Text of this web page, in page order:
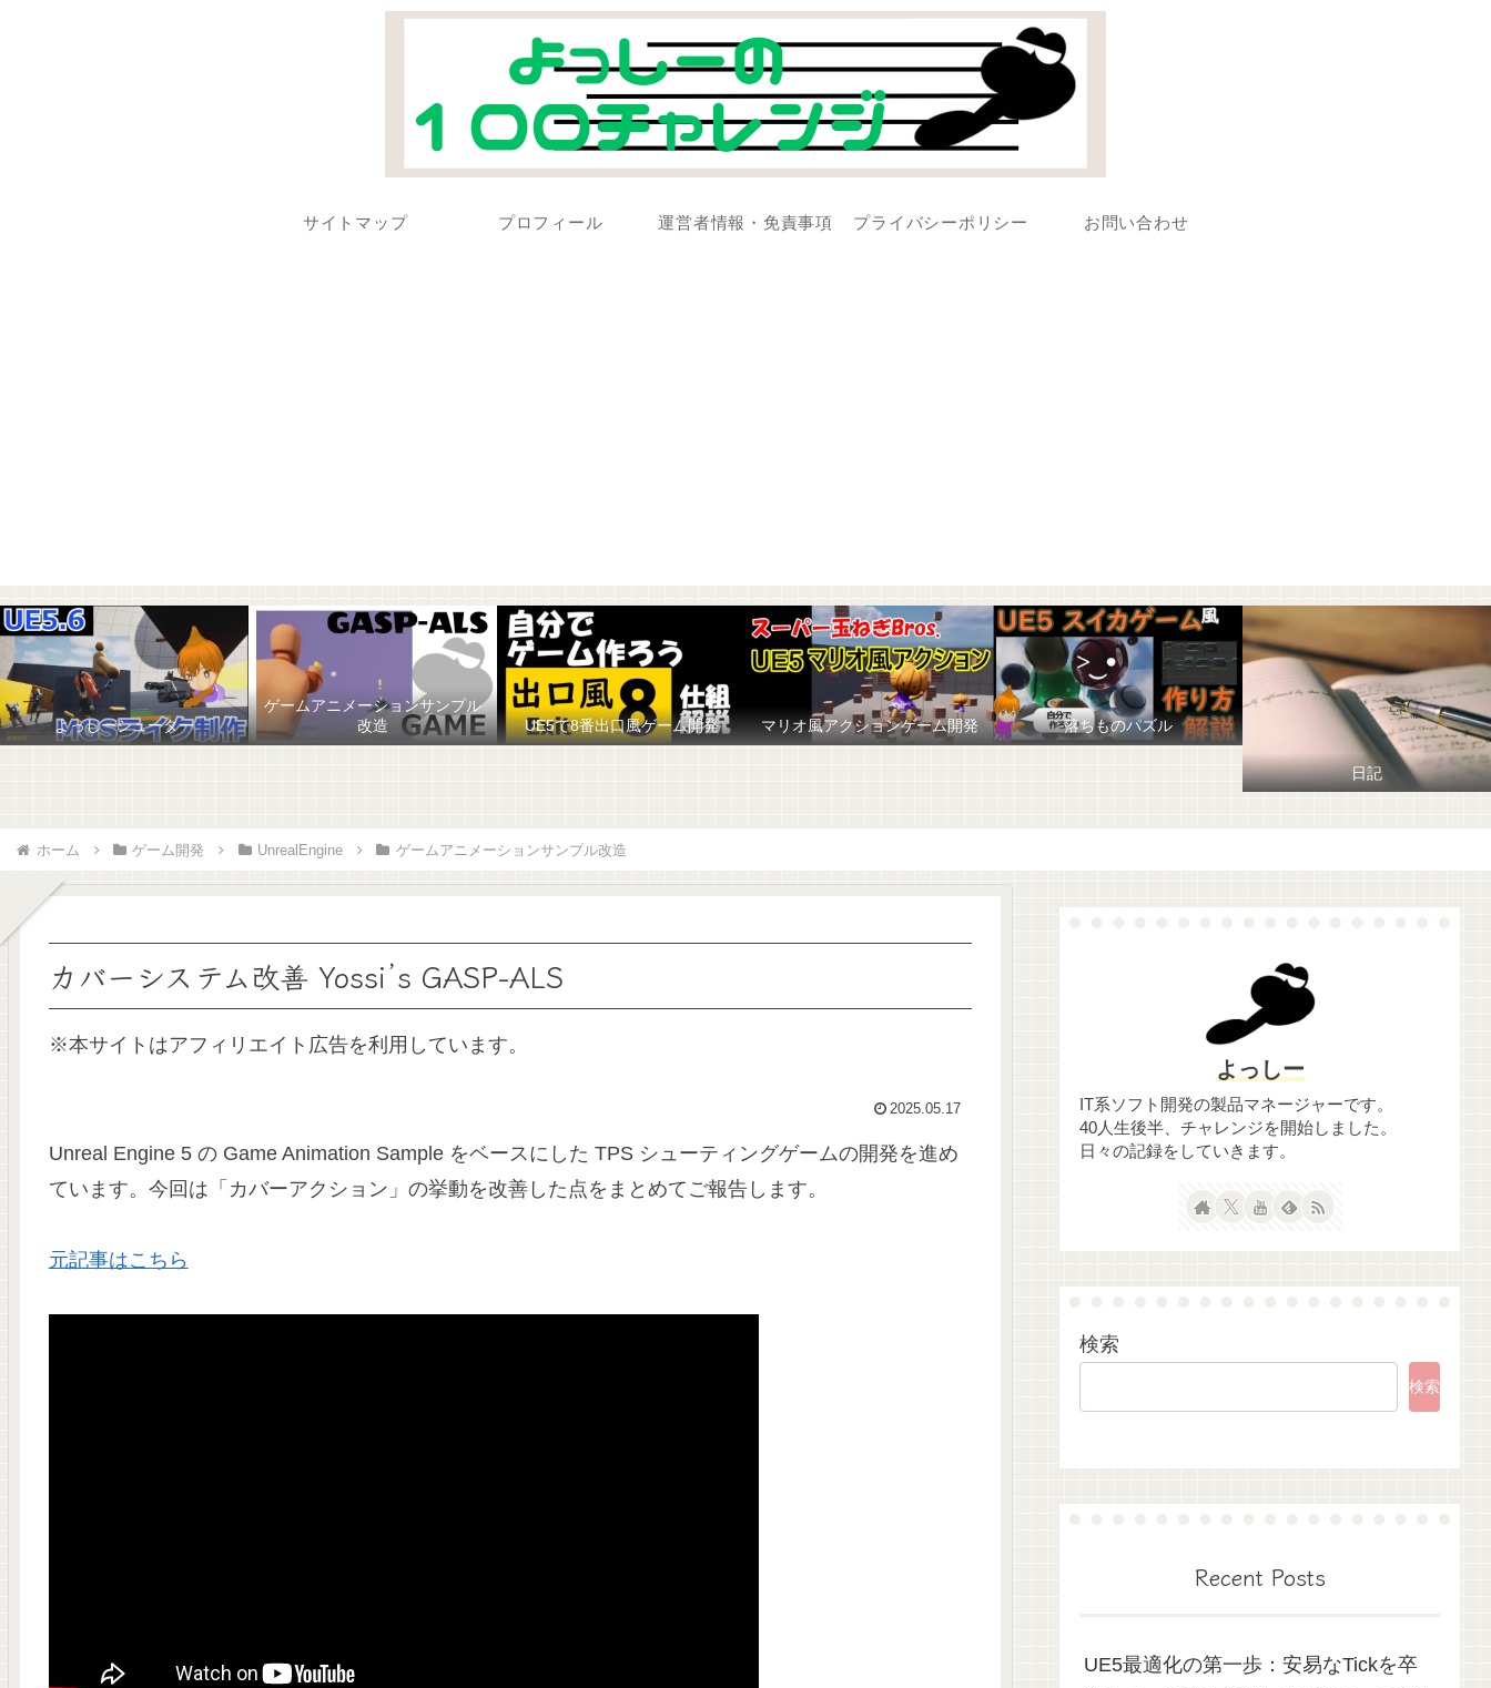
サイトマップ プロフィール 運営者情報・免責事項 プライバシーポリシー お問い合わせ
よっしーシューター
ゲームアニメーションサンプル
改造
UE5で8番出口風ゲーム開発 マリオ風アクションゲーム開発 落ちものパズル
日記
ホーム ゲーム開発 UnrealEngine ゲームアニメーションサンプル改造
カバーシステム改善 Yossi’s GASP-ALS
※本サイトはアフィリエイト広告を利用しています。
2025.05.17
Unreal Engine 5 の Game Animation Sample をベースにした TPS シューティングゲームの開発を進め
ています。今回は「カバーアクション」の挙動を改善した点をまとめてご報告します。
元記事はこちら
よっしー
IT系ソフト開発の製品マネージャーです。
40人生後半、チャレンジを開始しました。
日々の記録をしていきます。
検索
検索
Recent Posts
UE5最適化の第一歩：安易なTickを卒